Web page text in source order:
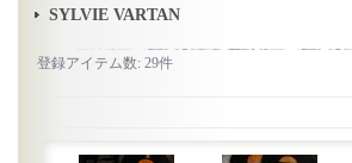
SYLVIE VARTAN
登録アイテム数:29件